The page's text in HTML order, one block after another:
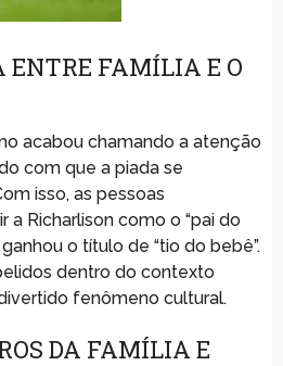
ENTRE FAMÍLIA E O
acabou chamando a atenção
com que a piada se
isso, as pessoas
Richarlison como o “pai do
o título de “tio do bebê”.
dentro do contexto
fenômeno cultural.
DA FAMÍLIA E